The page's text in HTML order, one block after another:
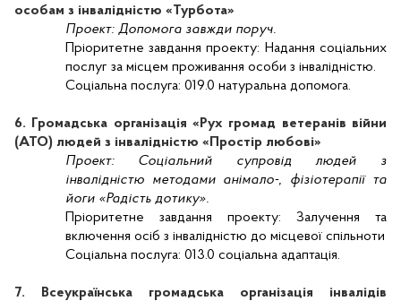
особам з інвалідністю «Турбота»
Проект: Допомога завжди поруч.
Пріоритетне завдання проекту: Надання соціальних
послуг за місцем проживання особи з інвалідністю.
Соціальна послуга: 019.0 натуральна допомога.
6. Громадська організація «Рух громад ветеранів війни
(АТО) людей з інвалідністю «Простір любові»
Проект:
Соціальний супровід людей з
інвалідністю методами анімало-, фізіотерапії та
йоги «Радість дотику».
Пріоритетне завдання проекту: Залучення та
включення осіб з інвалідністю до місцевої спільноти
Соціальна послуга: 013.0 соціальна адаптація.
7. Всеукраїнська громадська організація інвалідів